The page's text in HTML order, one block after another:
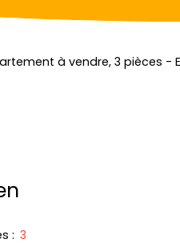
à vendre, 3 pièces -
: 3